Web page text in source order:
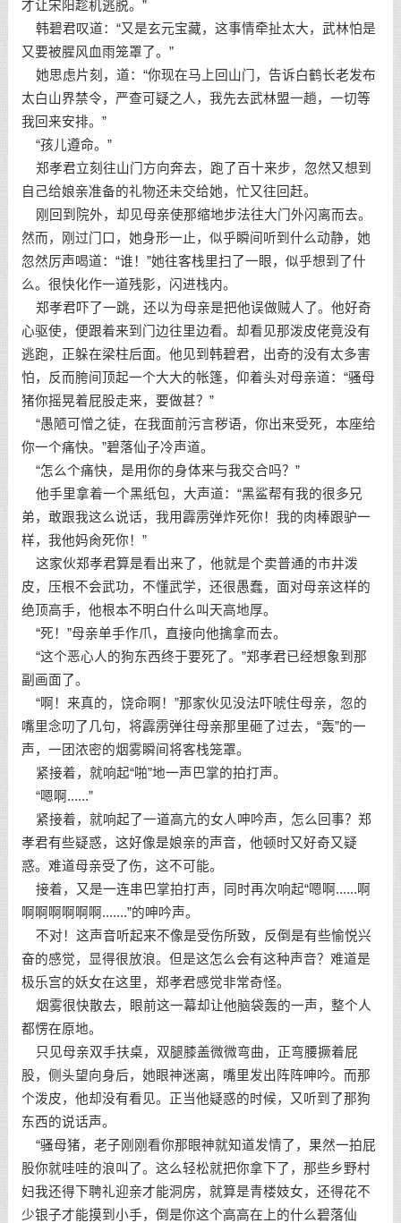
才让宋阳趁机逃脱。”
韩碧君叹道：“又是玄元宝藏，这事情牵扯太大，武林怕是
又要被腥风血雨笼罩了。”
她思虑片刻，道：“你现在马上回山门，告诉白鹤长老发布
太白山界禁令，严查可疑之人，我先去武林盟一趟，一切等
我回来安排。”
“孩儿遵命。”
郑孝君立刻往山门方向奔去，跑了百十来步，忽然又想到
自己给娘亲准备的礼物还未交给她，忙又往回赶。
刚回到院外，却见母亲使那缩地步法往大门外闪离而去。
然而，刚过门口，她身形一止，似乎瞬间听到什么动静，她
忽然厉声喝道：“谁！”她往客栈里扫了一眼，似乎想到了什
么。很快化作一道残影，闪进栈内。
郑孝君吓了一跳，还以为母亲是把他误做贼人了。他好奇
心驱使，便跟着来到门边往里边看。却看见那泼皮佬竟没有
逃跑，正躲在梁柱后面。他见到韩碧君，出奇的没有太多害
怕，反而胯间顶起一个大大的帐篷，仰着头对母亲道：“骚母
猪你摇晃着屁股走来，要做甚？”
“愚陋可憎之徒，在我面前污言秽语，你出来受死，本座给
你一个痛快。”碧落仙子冷声道。
“怎么个痛快，是用你的身体来与我交合吗？”
他手里拿着一个黑纸包，大声道：“黑鲨帮有我的很多兄
弟，敢跟我这么说话，我用霹雳弹炸死你！我的肉棒跟驴一
样，我他妈肏死你！”
这家伙郑孝君算是看出来了，他就是个卖普通的市井泼
皮，压根不会武功，不懂武学，还很愚蠢，面对母亲这样的
绝顶高手，他根本不明白什么叫天高地厚。
“死！”母亲单手作爪，直接向他擒拿而去。
“这个恶心人的狗东西终于要死了。”郑孝君已经想象到那
副画面了。
“啊！来真的，饶命啊！”那家伙见没法吓唬住母亲，忽的
嘴里念叨了几句，将霹雳弹往母亲那里砸了过去，“轰”的一
声，一团浓密的烟雾瞬间将客栈笼罩。
紧接着，就响起“啪”地一声巴掌的拍打声。
“嗯啊......”
紧接着，就响起了一道高亢的女人呻吟声，怎么回事？郑
孝君有些疑惑，这好像是娘亲的声音，他顿时又好奇又疑
惑。难道母亲受了伤，这不可能。
接着，又是一连串巴掌拍打声，同时再次响起“嗯啊......啊
啊啊啊啊啊啊.......”的呻吟声。
不对！这声音听起来不像是受伤所致，反倒是有些愉悦兴
奋的感觉，显得很放浪。但是这怎么会有这种声音？难道是
极乐宫的妖女在这里，郑孝君感觉非常奇怪。
烟雾很快散去，眼前这一幕却让他脑袋轰的一声，整个人
都愣在原地。
只见母亲双手扶桌，双腿膝盖微微弯曲，正弯腰撅着屁
股，侧头望向身后，她眼神迷离，嘴里发出阵阵呻吟。而那
个泼皮，他却没有看见。正当他疑惑的时候，又听到了那狗
东西的说话声。
“骚母猪，老子刚刚看你那眼神就知道发情了，果然一拍屁
股你就哇哇的浪叫了。这么轻松就把你拿下了，那些乡野村
妇我还得下聘礼迎亲才能洞房，就算是青楼妓女，还得花不
少银子才能摸到小手，倒是你这个高高在上的什么碧落仙